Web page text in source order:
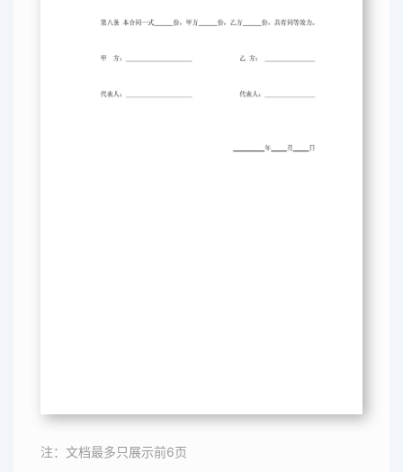
注：文档最多只展示前6页